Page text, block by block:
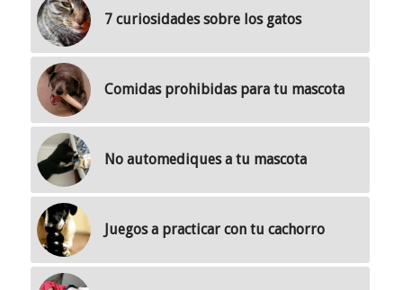
7 curiosidades sobre los gatos
Comidas prohibidas para tu mascota
No automediques a tu mascota
Juegos a practicar con tu cachorro